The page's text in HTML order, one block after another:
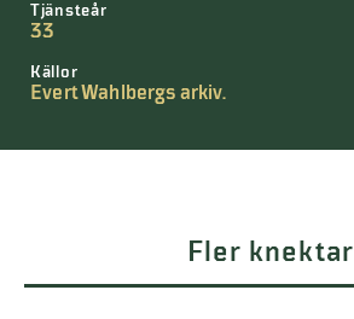
Tjänsteår
33
Källor
Evert Wahlbergs arkiv.
Fler knektar